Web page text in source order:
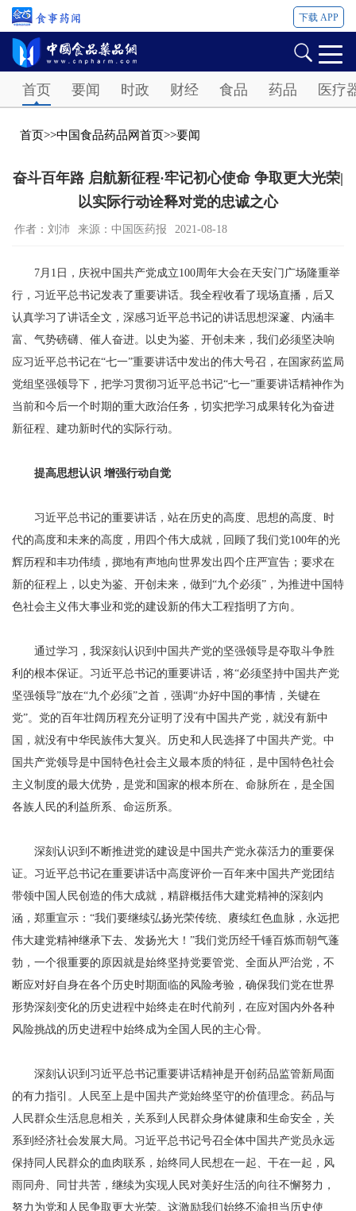
下载 APP
首页 要闻 时政 财经 食品 药品 医疗
首页>>中国食品药品网首页>>要闻
奋斗百年路 启航新征程·牢记初心使命 争取更大光荣|
以实际行动诠释对党的忠诚之心
作者：刘沛 来源：中国医药报 2021-08-18
7月1日，庆祝中国共产党成立100周年大会在天安门广场隆重举
行，习近平总书记发表了重要讲话。我全程收看了现场直播，后又
认真学习了讲话全文，深感习近平总书记的讲话思想深邃、内涵丰
富、气势磅礴、催人奋进。以史为鉴、开创未来，我们必须坚决响
应习近平总书记在“七一”重要讲话中发出的伟大号召，在国家药监局
党组坚强领导下，把学习贯彻习近平总书记“七一”重要讲话精神作为
当前和今后一个时期的重大政治任务，切实把学习成果转化为奋进
新征程、建功新时代的实际行动。
提高思想认识 增强行动自觉
习近平总书记的重要讲话，站在历史的高度、思想的高度、时
代的高度和未来的高度，用四个伟大成就，回顾了我们党100年的光
辉历程和丰功伟绩，掷地有声地向世界发出四个庄严宣告；要求在
新的征程上，以史为鉴、开创未来，做到“九个必须”，为推进中国特
色社会主义伟大事业和党的建设新的伟大工程指明了方向。
通过学习，我深刻认识到中国共产党的坚强领导是夺取斗争胜
利的根本保证。习近平总书记的重要讲话，将“必须坚持中国共产党
坚强领导”放在“九个必须”之首，强调“办好中国的事情，关键在
党”。党的百年壮阔历程充分证明了没有中国共产党，就没有新中
国，就没有中华民族伟大复兴。历史和人民选择了中国共产党。中
国共产党领导是中国特色社会主义最本质的特征，是中国特色社会
主义制度的最大优势，是党和国家的根本所在、命脉所在，是全国
各族人民的利益所系、命运所系。
深刻认识到不断推进党的建设是中国共产党永葆活力的重要保
证。习近平总书记在重要讲话中高度评价一百年来中国共产党团结
带领中国人民创造的伟大成就，精辟概括伟大建党精神的深刻内
涵，郑重宣示：“我们要继续弘扬光荣传统、赓续红色血脉，永远把
伟大建党精神继承下去、发扬光大！”我们党历经千锤百炼而朝气蓬
勃，一个很重要的原因就是始终坚持党要管党、全面从严治党，不
断应对好自身在各个历史时期面临的风险考验，确保我们党在世界
形势深刻变化的历史进程中始终走在时代前列，在应对国内外各种
风险挑战的历史进程中始终成为全国人民的主心骨。
深刻认识到习近平总书记重要讲话精神是开创药品监管新局面
的有力指引。人民至上是中国共产党始终坚守的价值理念。药品与
人民群众生活息息相关，关系到人民群众身体健康和生命安全，关
系到经济社会发展大局。习近平总书记号召全体中国共产党员永远
保持同人民群众的血肉联系，始终同人民想在一起、干在一起，风
雨同舟、同甘共苦，继续为实现人民对美好生活的向往不懈努力，
努力为党和人民争取更大光荣。这激励我们始终不渝担当历史使